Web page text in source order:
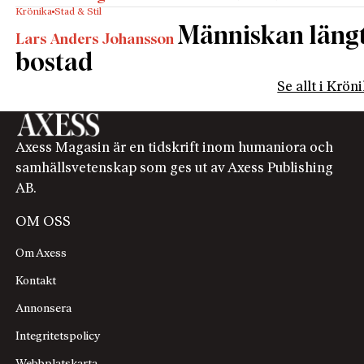
Krönika Stad & Stil
Lars Anders Johansson Människan
bostad
Se allt i
Axess Magasin är en tidskrift inom humaniora och
samhällsvetenskap som ges ut av Axess Publishing
AB.
OM OSS
Om Axess
Kontakt
Annonsera
Integritetspolicy